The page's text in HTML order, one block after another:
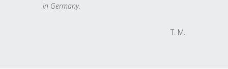
in Germany.
T. M.